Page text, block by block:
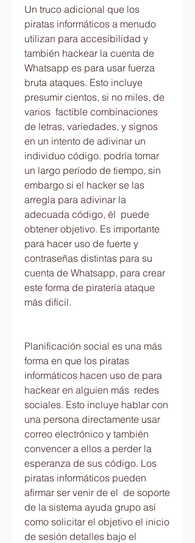
Un truco adicional que los
piratas informáticos a menudo
utilizan para accesibilidad y
también hackear la cuenta de
Whatsapp es para usar fuerza
bruta ataques. Esto incluye
presumir cientos, si no miles, de
varios  factible combinaciones
de letras, variedades, y signos
en un intento de adivinar un
individuo código. podría tomar
un largo período de tiempo, sin
embargo si el hacker se las
arregla para adivinar la
adecuada código, él  puede
obtener objetivo. Es importante
para hacer uso de fuerte y
contraseñas distintas para su
cuenta de Whatsapp, para crear
este forma de piratería ataque
más difícil.
Planificación social es una más
forma en que los piratas
informáticos hacen uso de para
hackear en alguien más  redes
sociales. Esto incluye hablar con
una persona directamente usar
correo electrónico y también
convencer a ellos a perder la
esperanza de sus código. Los
piratas informáticos pueden
afirmar ser venir de el  de soporte
de la sistema ayuda grupo así
como solicitar el objetivo el inicio
de sesión detalles bajo el